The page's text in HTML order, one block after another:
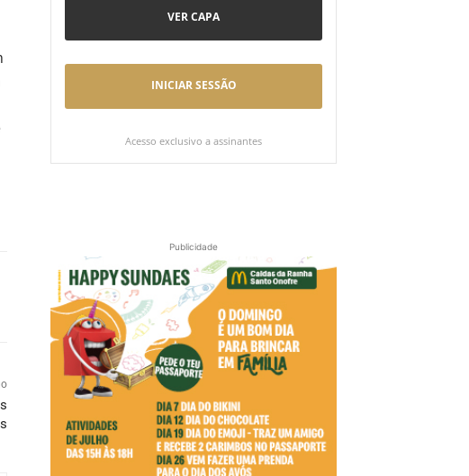
VER CAPA
INICIAR SESSÃO
Acesso exclusivo a assinantes
Publicidade